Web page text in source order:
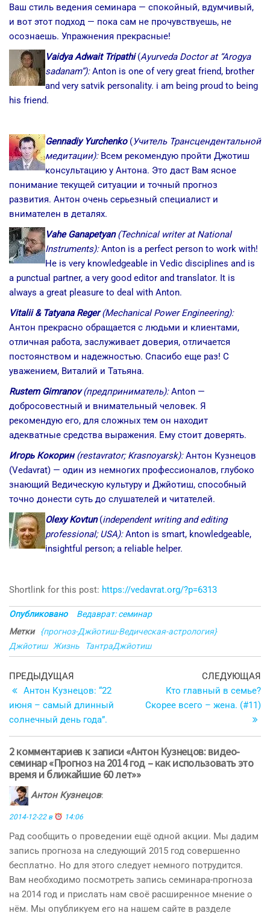
Ваш стиль ведения семинара — спокойный, вдумчивый,
и вот этот подход — пока сам не прочувствуешь, не
осознаешь. Упражнения прекрасные!
Vaidya Adwait Tripathi(Ayurveda Doctor at “Arogya
sadanam”):Anton is one of very great friend, brother
and very satvik personality. i am being proud to being
his friend.
Gennadiy Yurchenko(Учитель Трансцендентальной
медитации): Всем рекомендую пройти Джотиш
консультацию у Антона. Это даст Вам ясное
понимание текущей ситуации и точный прогноз
развития. Антон очень серьезный специалист и
внимателен в деталях.
Vahe Ganapetyan(Technical writer at National
Instruments):Anton is a perfect person to work with!
He is very knowledgeable in Vedic disciplines and is
a punctual partner, a very good editor and translator. It is
always a great pleasure to deal with Anton.
Vitalii & Tatyana Reger(Mechanical Power Engineering):
Антон прекрасно обращается с людьми и клиентами,
отличная работа, заслуживает доверия, отличается
постоянством и надежностью. Спасибо еще раз! С
уважением, Виталий и Татьяна.
Rustem Gimranov(предприниматель):Anton —
добросовестный и внимательный человек. Я
рекомендую его, для сложных тем он находит
адекватные средства выражения. Ему стоит доверять.
Игорь Кокорин (restavrator; Krasnoyarsk):Антон Кузнецов
(Vedavrat) — один из немногих профессионалов, глубоко
знающий Ведическую культуру и Джйотиш, способный
точно донести суть до слушателей и читателей.
Olexy Kovtun(independent writing and editing
professional; USA):Anton is smart, knowledgeable,
insightful person; a reliable helper.
Shortlink for this post: https://vedavrat.org/?p=6313
Опубликовано
Ведаврат: семинар
Метки
{прогноз-Джйотиш-Ведическая-астрология}
Джйотиш
Жизнь ТантраДжйотиш
Навигация
по
записям
Предыдущая
запись
ПРЕДЫДУЩАЯ
Антон Кузнецов: “22
июня – самый длинный
солнечный день года”.
СЛЕДУЮЩАЯ
Кто главный в семье?
Скорее всего – жена. (#11)
2 комментариев к записи «Антон Кузнецов: видео-
семинар «Прогноз на 2014 год – как использовать это
время и ближайшие 60 лет»»
Антон Кузнецов:
2014-12-22 в 14:06
Рад сообщить о проведении ещё одной акции. Мы дадим
запись прогноза на следующий 2015 год совершенно
бесплатно. Но для этого следует немного потрудится.
Вам необходимо посмотреть запись семинара-прогноза
на 2014 год и прислать нам своё расширенное мнение о
нём. Мы опубликуем его на нашем сайте в разделе